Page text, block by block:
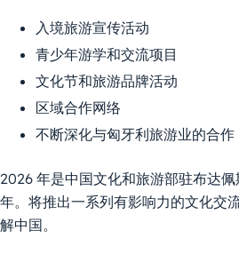
入境旅游宣传活动
青少年游学和交流项目
文化节和旅游品牌活动
区域合作网络
不断深化与匈牙利旅游业的合作
2026 年是中国文化和旅游部驻布达
年。将推出一系列有影响力的文化交
解中国。